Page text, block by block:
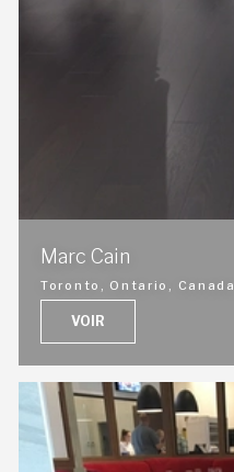
Marc Cain
Toronto, Ontario, Canada
VOIR